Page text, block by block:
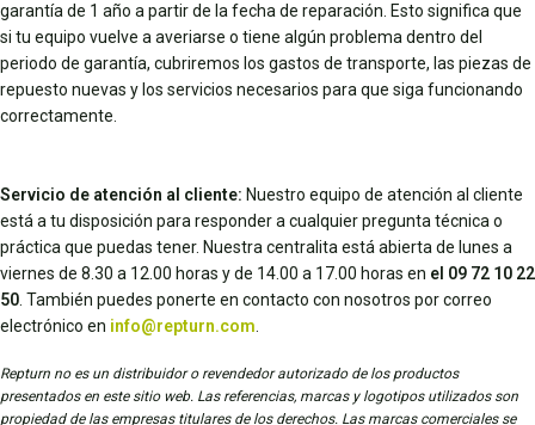
garantía de 1 año a partir de la fecha de reparación. Esto significa que
si tu equipo vuelve a averiarse o tiene algún problema dentro del
periodo de garantía, cubriremos los gastos de transporte, las piezas de
repuesto nuevas y los servicios necesarios para que siga funcionando
correctamente.
Servicio de atención al cliente: Nuestro equipo de atención al cliente
está a tu disposición para responder a cualquier pregunta técnica o
práctica que puedas tener. Nuestra centralita está abierta de lunes a
viernes de 8.30 a 12.00 horas y de 14.00 a 17.00 horas en el 09 72 10 22
50 . También puedes ponerte en contacto con nosotros por correo
electrónico en info@repturn.com
Repturn no es un distribuidor o revendedor autorizado de los productos
presentados en este sitio web. Las referencias, marcas y logotipos utilizados son
propiedad de las empresas titulares de los derechos. Las marcas comerciales se